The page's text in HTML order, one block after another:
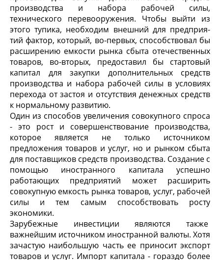
производства и набора рабочей силы,
технического перево­оружения. Чтобы выйти из
этого тупика, необходим внешний для предприя­
тий фактор, который, во-первых, способствовал бы
расширению емкости рынка сбыта отечественных
товаров, во-вторых, предоставил бы стартовый
капитал для закупки дополнительных средств
производства и набора рабочей силы в условиях
перехода от застоя и отсутствия денежных средств
к нор­мальному развитию.
Один из способов увеличе­ния совокупного спроса
- это рост и совершенствование производства,
которое является не толь­ко источником
предложения товаров и услуг, но и рынком сбыта
для поставщиков средств производства. Создание с
помощью иностранного капитала успешно
работающих пред­приятий может расширить
совокупную емкость рынка товаров, услуг, рабо­чей
силы и тем самым способствовать росту
экономики.
Зарубежные инвестиции являются также
важнейшим источником иностранной валюты. Хотя
зачастую наибольшую часть ее приносит экспорт
товаров и услуг. Импорт капитала - гораздо бо­лее